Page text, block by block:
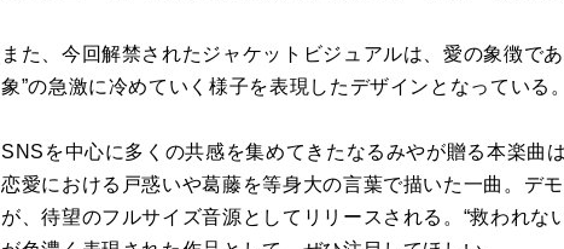
また、今回解禁されたジャケットビジュアルは、愛の象徴で
象”の急激に冷めていく様子を表現したデザインとなっている。
SNSを中心に多くの共感を集めてきたなるみやが贈る本楽曲
恋愛における戸惑いや葛藤を等身大の言葉で描いた一曲。デ
が、待望のフルサイズ音源としてリリースされる。“救われ